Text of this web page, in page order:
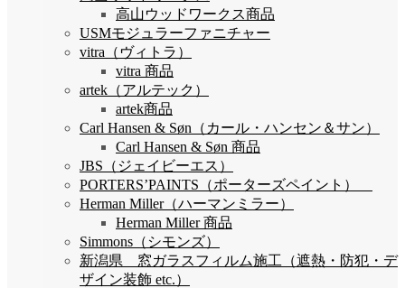
高山ウッドワークス商品
USMモジュラーファニチャー
vitra（ヴィトラ）
vitra 商品
artek（アルテック）
artek商品
Carl Hansen & Søn（カール・ハンセン＆サン）
Carl Hansen & Søn 商品
JBS（ジェイビーエス）
PORTERS’PAINTS（ポーターズペイント）
Herman Miller（ハーマンミラー）
Herman Miller 商品
Simmons（シモンズ）
新潟県 窓ガラスフィルム施工（遮熱・防犯・デ
ザイン装飾 etc.）